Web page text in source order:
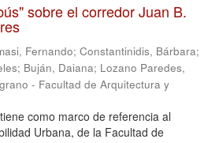
sobre el corredor Juan B.
Fernando; Constantinidis, Bárbara;
; Buján, Daiana; Lozano Paredes,
- Facultad de Arquitectura y
como marco de referencia al
Urbana, de la Facultad de